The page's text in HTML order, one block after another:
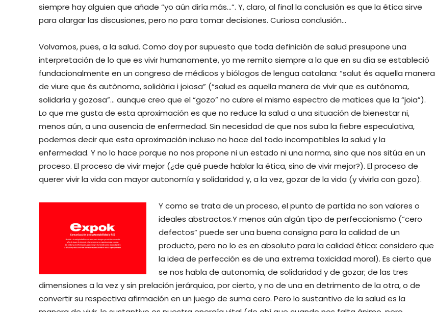
siempre hay alguien que añade “yo aún diría más…”. Y, claro, al final la conclusión es que la ética sirve
para alargar las discusiones, pero no para tomar decisiones. Curiosa conclusión…
Volvamos, pues, a la salud. Como doy por supuesto que toda definición de salud presupone una
interpretación de lo que es vivir humanamente, yo me remito siempre a la que en su día se estableció
fundacionalmente en un congreso de médicos y biólogos de lengua catalana: “salut és aquella manera
de viure que és autònoma, solidària i joiosa” (“salud es aquella manera de vivir que es autónoma,
solidaria y gozosa”… aunque creo que el “gozo” no cubre el mismo espectro de matices que la “joia”).
Lo que me gusta de esta aproximación es que no reduce la salud a una situación de bienestar ni,
menos aún, a una ausencia de enfermedad. Sin necesidad de que nos suba la fiebre especulativa,
podemos decir que esta aproximación incluso no hace del todo incompatibles la salud y la
enfermedad. Y no lo hace porque no nos propone ni un estado ni una norma, sino que nos sitúa en un
proceso. El proceso de vivir mejor (¿de qué puede hablar la ética, sino de vivir mejor?). El proceso de
querer vivir la vida con mayor autonomía y solidaridad y, a la vez, gozar de la vida (y vivirla con gozo).
Y como se trata de un proceso, el punto de partida no son valores o
ideales abstractos.Y menos aún algún tipo de perfeccionismo (“cero
defectos” puede ser una buena consigna para la calidad de un
producto, pero no lo es en absoluto para la calidad ética: considero que
la idea de perfección es de una extrema toxicidad moral). Es cierto que
se nos habla de autonomía, de solidaridad y de gozar; de las tres
dimensiones a la vez y sin prelación jerárquica, por cierto, y no de una en detrimento de la otra, o de
convertir su respectiva afirmación en un juego de suma cero. Pero lo sustantivo de la salud es la